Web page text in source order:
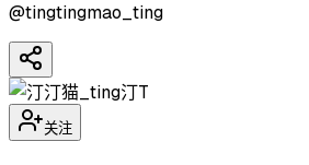
@tingtingmao_ting
汀T
关注